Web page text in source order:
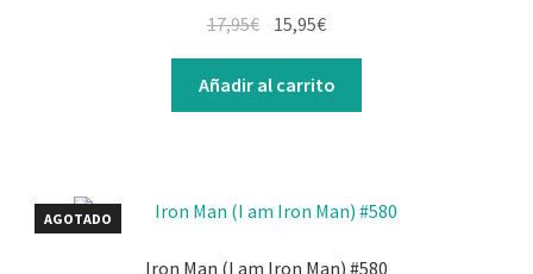
17,95€ El
precio
original
era:
15,95€El
precio
actual
es:
Añadir al carrito
AGOTADO
Iron Man (I am Iron Man) #580